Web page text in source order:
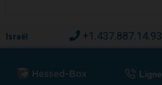
Israël +1.437.887.14.93